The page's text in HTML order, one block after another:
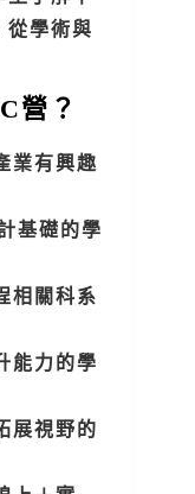
從學術與
營？
業有興趣
基礎的學
相關科系
能力的學
展視野的